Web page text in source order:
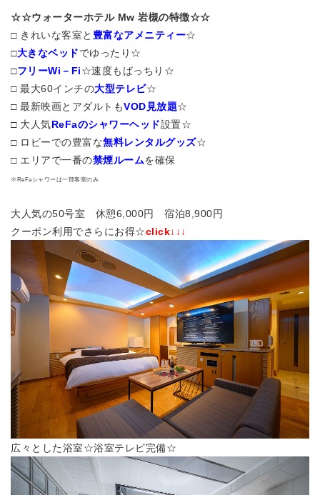
☆☆ウォーターホテル Mw 岩槻の特徴☆☆
□ きれいな客室と 豊富なアメニティー☆
□大きなベッドでゆったり☆
□フリーWi－Fi☆速度もばっちり☆
□ 最大60インチの大型テレビ☆
□ 最新映画とアダルトもVOD見放題☆
□ 大人気ReFaのシャワーヘッド設置☆
□ ロビーでの豊富な無料レンタルグッズ☆
□ エリアで一番の禁煙ルームを確保
※ReFaシャワーは一部客室のみ
大人気の50号室 休憩6,000円 宿泊8,900円
クーポン利用でさらにお得☆click↓↓↓
広々とした浴室☆浴室テレビ完備☆